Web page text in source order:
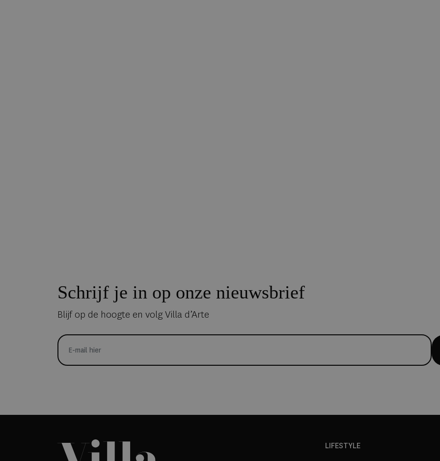
Schrijf je in op onze nieuwsbrief
Blijf op de hoogte en volg Villa d’Arte
LIFESTYLE